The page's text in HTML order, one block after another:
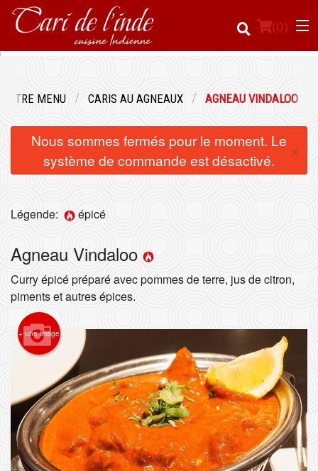
(0)
Emplacement
Connection
Inscription
Panier (0)
Rechercher
NOTRE MENU CARIS AU AGNEAUX AGNEAU VINDALOO
Nous sommes fermés pour le moment. Le
système de commande est désactivé.
×
Légende: épicé
Agneau Vindaloo
Curry épicé préparé avec pommes de terre, jus de citron,
piments et autres épices.
+ une image